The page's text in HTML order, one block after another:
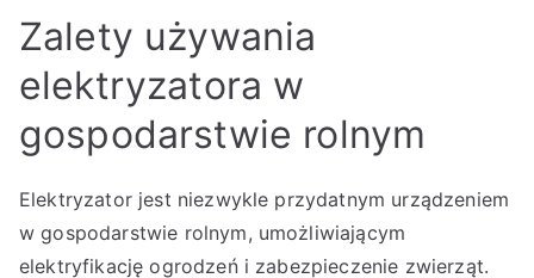
Zalety używania
elektryzatora w
gospodarstwie rolnym
Elektryzator jest niezwykle przydatnym urządzeniem
w gospodarstwie rolnym, umożliwiającym
elektryfikację ogrodzeń i zabezpieczenie zwierząt.